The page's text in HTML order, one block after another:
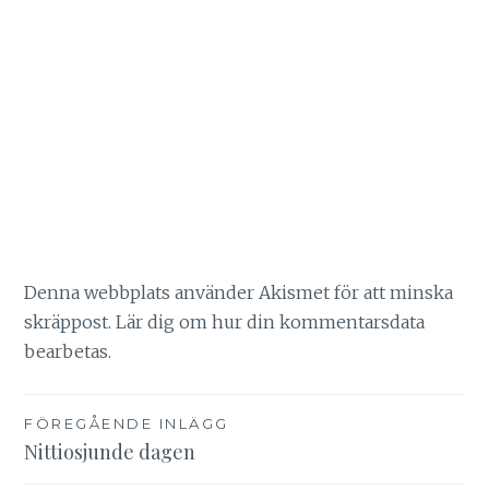
Denna webbplats använder Akismet för att minska
skräppost.Lär dig om hur din kommentarsdata
bearbetas.
Inläggsnavigering
FÖREGÅENDE INLÄGG
Nittiosjunde dagen